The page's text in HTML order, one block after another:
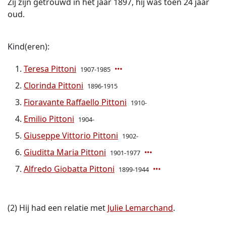
oud.
Kind(eren):
Teresa Pittoni 1907-1985
Clorinda Pittoni 1896-1915
Fioravante Raffaello Pittoni 1910-
Emilio Pittoni 1904-
Giuseppe Vittorio Pittoni 1902-
Giuditta Maria Pittoni 1901-1977
Alfredo Giobatta Pittoni 1899-1944
(2) Hij had een relatie met Julie Lemarchand.